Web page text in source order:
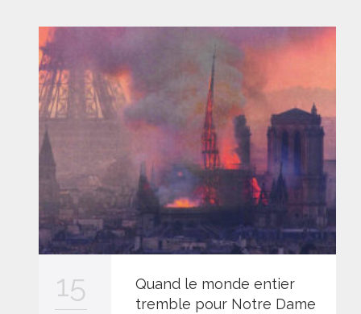
15
Quand le monde entier
tremble pour Notre Dame